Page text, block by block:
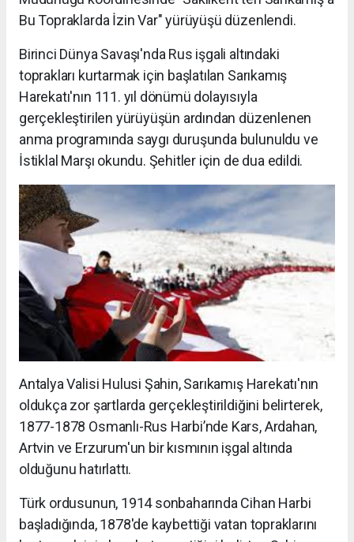
Bu Topraklarda İzin Var" yürüyüşü düzenlendi.
Birinci Dünya Savaşı'nda Rus işgali altındaki
toprakları kurtarmak için başlatılan Sarıkamış
Harekatı'nın 111. yıl dönümü dolayısıyla
gerçekleştirilen yürüyüşün ardından düzenlenen
anma programında saygı duruşunda bulunuldu ve
İstiklal Marşı okundu. Şehitler için de dua edildi.
Antalya Valisi Hulusi Şahin, Sarıkamış Harekatı'nın
oldukça zor şartlarda gerçekleştirildiğini belirterek,
1877-1878 Osmanlı-Rus Harbi’nde Kars, Ardahan,
Artvin ve Erzurum'un bir kısmının işgal altında
olduğunu hatırlattı.
Türk ordusunun, 1914 sonbaharında Cihan Harbi
başladığında, 1878'de kaybettiği vatan topraklarını